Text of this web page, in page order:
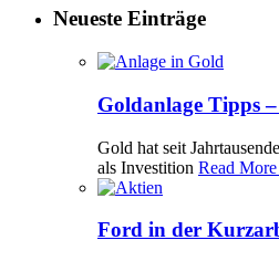
Neueste Einträge
Goldanlage Tipps
Gold hat seit
als Investition Read More
Ford in der